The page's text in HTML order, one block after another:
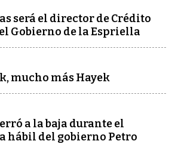
será el director de Crédito
Gobierno de la Espriella
mucho más Hayek
a la baja durante el
hábil del gobierno Petro